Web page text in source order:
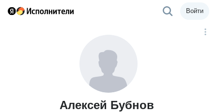
Войти
Алексей Бубнов